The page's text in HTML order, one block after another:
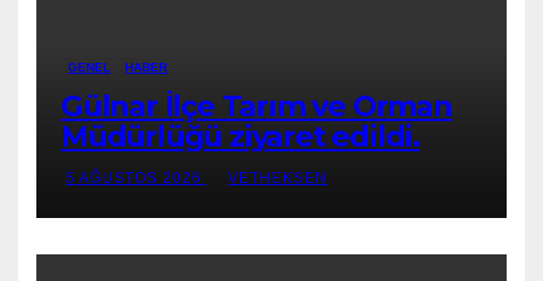
GENEL HABER
Gülnar İlçe Tarım ve Orman
Müdürlüğü ziyaret edildi.
5 AĞUSTOS 2026 VETHEKSEN